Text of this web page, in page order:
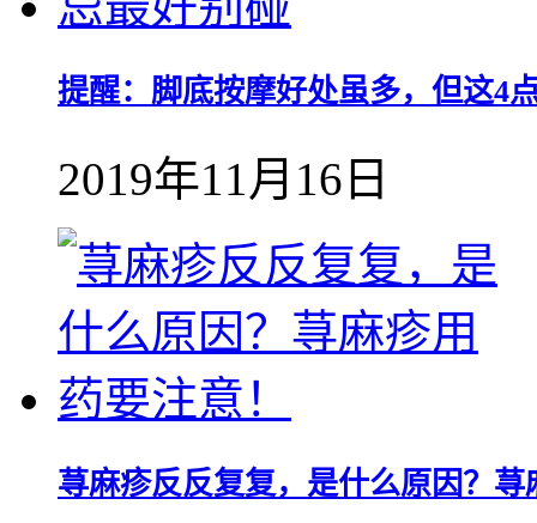
提醒：脚底按摩好处虽多，但这4
2019年11月16日
荨麻疹反反复复，是什么原因？